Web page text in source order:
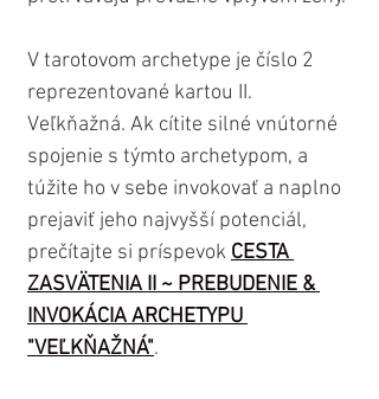
V tarotovom archetype je číslo 2
reprezentované kartou II.
Veľkňažná. Ak cítite silné vnútorné
spojenie s týmto archetypom, a
túžite ho v sebe invokovať a naplno
prejaviť jeho najvyšší potenciál,
prečítajte si príspevok CESTA
ZASVÄTENIA II ~ PREBUDENIE &
INVOKÁCIA ARCHETYPU
"VEĽKŇAŽNÁ".